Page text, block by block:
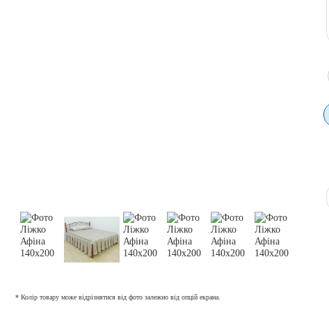
* Колір товару може відрізнятися від фото залежно від опцій екрана.